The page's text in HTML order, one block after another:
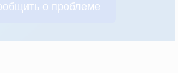
о проблеме